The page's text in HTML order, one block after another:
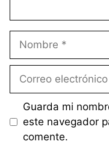
electrónico
Guarda mi
este navegador
comente.